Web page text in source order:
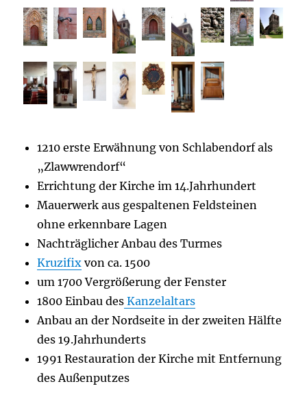
1210 erste Erwähnung von Schlabendorf als
„Zlawwrendorf“
Errichtung der Kirche im 14.Jahrhundert
Mauerwerk aus gespaltenen Feldsteinen
ohne erkennbare Lagen
Nachträglicher Anbau des Turmes
Kruzifix von ca. 1500
um 1700 Vergrößerung der Fenster
1800 Einbau des Kanzelaltars
Anbau an der Nordseite in der zweiten Hälfte
des 19.Jahrhunderts
1991 Restauration der Kirche mit Entfernung
des Außenputzes